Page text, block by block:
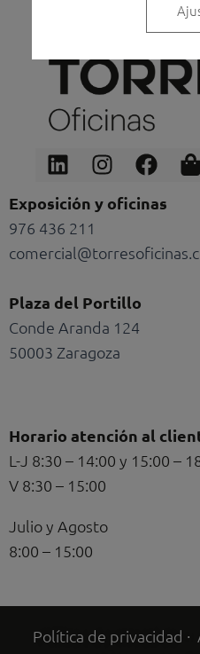
LinkedinInstagram
Exposición y oficinas
976 436 211
Plaza del Portillo
Conde Aranda 124
50003 Zaragoza
Horario atención al
L-J 8:30 – 14:00 y 15:00 –
V 8:30 – 15:00
Julio y Agosto
8:00 – 15:00
Política de privacidad ·